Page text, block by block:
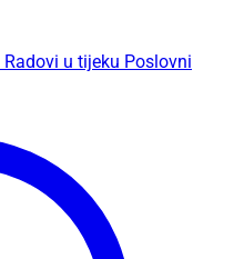
Radovi u tijeku Poslovni